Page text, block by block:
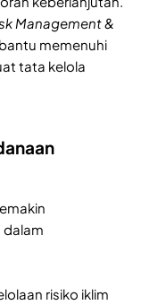
Management &
memenuhi
tata kelola
dalam
risiko iklim